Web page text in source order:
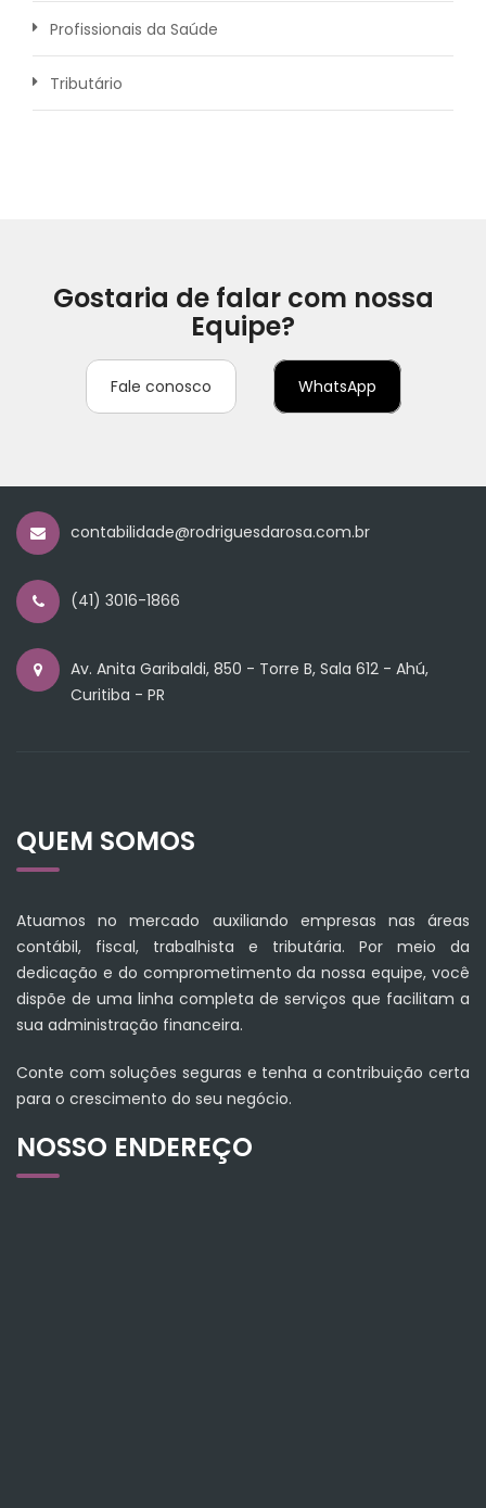
Profissionais da Saúde
Tributário
Gostaria de falar com nossa
Equipe?
Fale conosco WhatsApp
contabilidade@rodriguesdarosa.com.br
(41) 3016-1866
Av. Anita Garibaldi, 850 - Torre B, Sala 612 - Ahú,
Curitiba - PR
QUEM SOMOS
Atuamos no mercado auxiliando empresas nas áreas
contábil, fiscal, trabalhista e tributária. Por meio da
dedicação e do comprometimento da nossa equipe, você
dispõe de uma linha completa de serviços que facilitam a
sua administração financeira.
Conte com soluções seguras e tenha a contribuição certa
para o crescimento do seu negócio.
NOSSO ENDEREÇO